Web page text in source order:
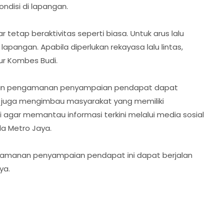
di lapangan.
tetap beraktivitas seperti biasa. Untuk arus lalu
Apabila diperlukan rekayasa lalu lintas,
Kombes Budi.
pengamanan penyampaian pendapat dapat
mengimbau masyarakat yang memiliki
memantau informasi terkini melalui media sosial
Metro Jaya.
penyampaian pendapat ini dapat berjalan